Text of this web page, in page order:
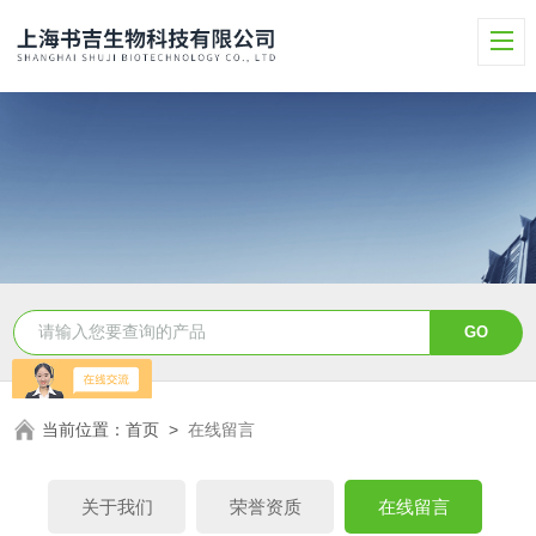
当前位置：首页 >在线留言
关于我们 荣誉资质 在线留言